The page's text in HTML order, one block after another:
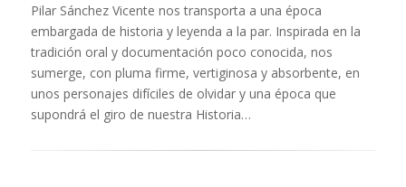
Pilar Sánchez Vicente nos transporta a una época
embargada de historia y leyenda a la par. Inspirada en la
tradición oral y documentación poco conocida, nos
sumerge, con pluma firme, vertiginosa y absorbente, en
unos personajes difíciles de olvidar y una época que
supondrá el giro de nuestra Historia…